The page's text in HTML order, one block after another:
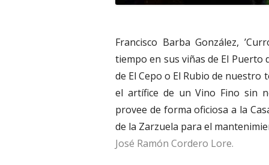
Francisco Barba González,
tiempo en sus viñas de El Puerto
de El Cepo o El Rubio de
el artífice de un Vino Fino sin
provee de forma oficiosa a la
de la Zarzuela para el
José Ramón Cordero Lore.